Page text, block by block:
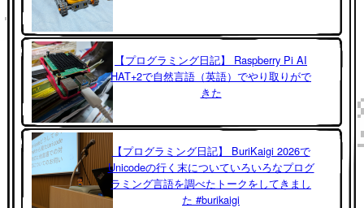
【プログラミング日記】 Raspberry Pi AI
HAT+2で自然言語（英語）でやり取りがで
きた
【プログラミング日記】 BuriKaigi 2026で
Unicodeの行く末についていろいろなプログ
ラミング言語を調べたトークをしてきまし
た #burikaigi